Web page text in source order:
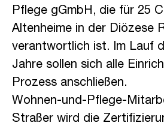
Pflege gGmbH, die für 25
Altenheime in der Diözese
verantwortlich ist. Im Lauf
Jahre sollen sich alle
Prozess anschließen.
Wohnen-und-Pflege-
Straßer wird die